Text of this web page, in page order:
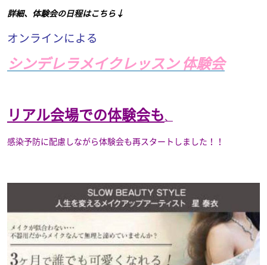
詳細、体験会の日程はこちら↓
オンラインによる
シンデレラメイクレッスン 体験会
リアル会場での体験会も、
感染予防に配慮しながら体験会も再スタートしました！！